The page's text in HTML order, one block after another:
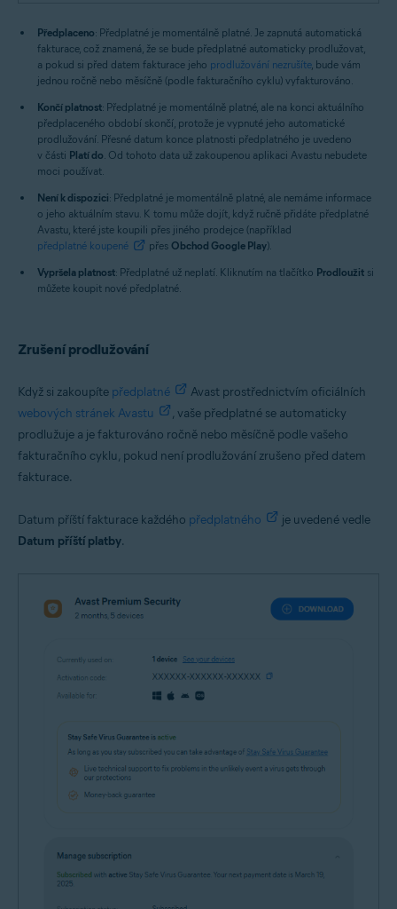
Předplaceno: Předplatné je momentálně platné. Je zapnutá automatická
fakturace, což znamená, že se bude předplatné automaticky prodlužovat,
a pokud si před datem fakturace jeho prodlužování nezrušíte, bude vám
jednou ročně nebo měsíčně (podle fakturačního cyklu) vyfakturováno.
Končí platnost: Předplatné je momentálně platné, ale na konci aktuálního
předplaceného období skončí, protože je vypnuté jeho automatické
prodlužování. Přesné datum konce platnosti předplatného je uvedeno
v části Platí do . Od tohoto data už zakoupenou aplikaci Avastu nebudete
moci používat.
Není k dispozici: Předplatné je momentálně platné, ale nemáme informace
o jeho aktuálním stavu. K tomu může dojít, když ručně přidáte předplatné
Avastu, které jste koupili přes jiného prodejce (například
předplatné koupené
přes Obchod Google Play).
Vypršela platnost: Předplatné už neplatí. Kliknutím na tlačítko Prodloužit si
můžete koupit nové předplatné.
Zrušení prodlužování
Když si zakoupíte předplatné
Avast prostřednictvím oficiálních
webových stránek Avastu
, vaše předplatné se automaticky
prodlužuje a je fakturováno ročně nebo měsíčně podle vašeho
fakturačního cyklu, pokud není prodlužování zrušeno před datem
fakturace.
Datum příští fakturace každého předplatného
je uvedené vedle
Datum příští platby.